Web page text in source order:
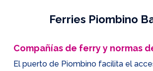
Ferries Piombino
Compañías de ferry y normas
El puerto de Piombino facilita el